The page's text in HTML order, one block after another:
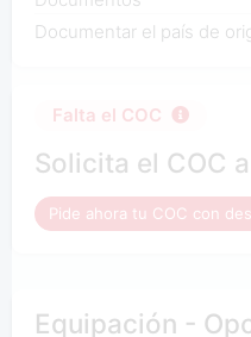
Documentar el país de
Falta el COC
Solicita el COC
Pide ahora tu COC con
Equipación -